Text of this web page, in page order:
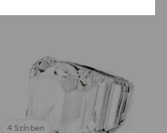
4 Színben